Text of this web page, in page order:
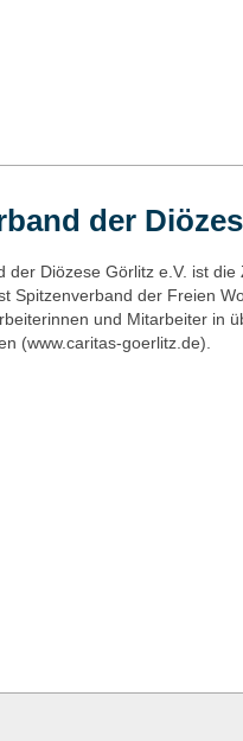
der
der Diözese Görlitz e.V. ist
Spitzenverband der Freien
und Mitarbeiter in
(www.caritas-goerlitz.de).